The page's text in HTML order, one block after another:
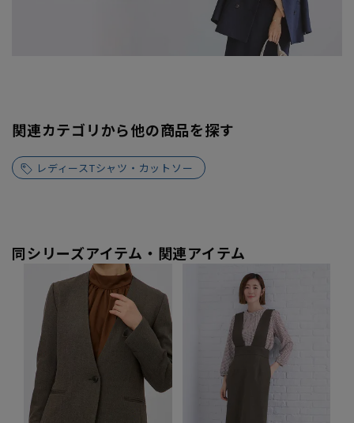
関連カテゴリから他の商品を探す
レディースTシャツ・カットソー
同シリーズアイテム・関連アイテム